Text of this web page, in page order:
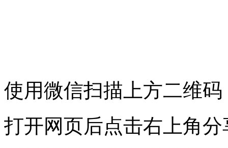
使用微信扫描上方二维码
打开网页后点击右上角分